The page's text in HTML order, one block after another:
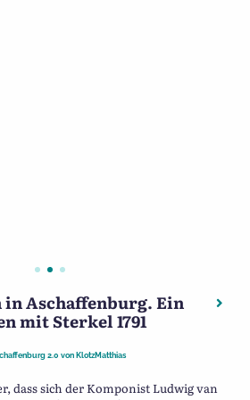
Matt (1904-1933)
in Aschaffenburg. Ein
mit Sterkel 1791
2.0 von KlotzMatthias
dass sich der Komponist Ludwig van